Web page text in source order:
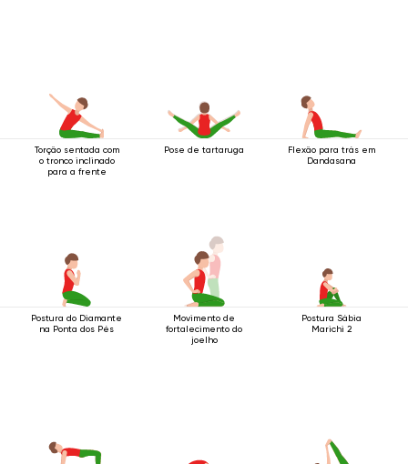
Torção sentada com
o tronco inclinado
para a frente
Pose de tartaruga
Flexão para trás em
Dandasana
Postura do Diamante
na Ponta dos Pés
Movimento de
fortalecimento do
joelho
Postura Sábia
Marichi 2